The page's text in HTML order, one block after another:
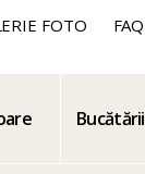
FOTO FAQ
Bucătării